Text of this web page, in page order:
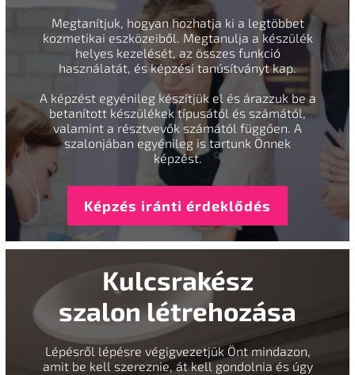
Megtanítjuk, hogyan hozhatja ki a legtöbbet
kozmetikai eszközeiből. Megtanulja a készülék
helyes kezelését, az összes funkció
használatát, és képzési tanúsítványt kap.
A képzést egyénileg készítjük el és árazzuk be a
betanított készülékek típusától és számától,
valamint a résztvevők számától függően. A
szalonjában egyénileg is tartunk Önnek
képzést.
Képzés iránti érdeklődés
Kulcsrakész
szalon létrehozása
Lépésről lépésre végigvezetjük Önt mindazon,
amit be kell szereznie, át kell gondolnia és úgy